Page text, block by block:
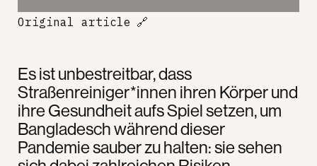
Es ist unbestreitbar, dass
Straßenreiniger*innen ihren Körper und
ihre Gesundheit aufs Spiel setzen, um
Bangladesch während dieser
Pandemie sauber zu halten: sie sehen
Original article 🔗